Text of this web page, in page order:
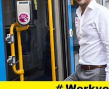
Menu
Home
9 sept: GenAI-training